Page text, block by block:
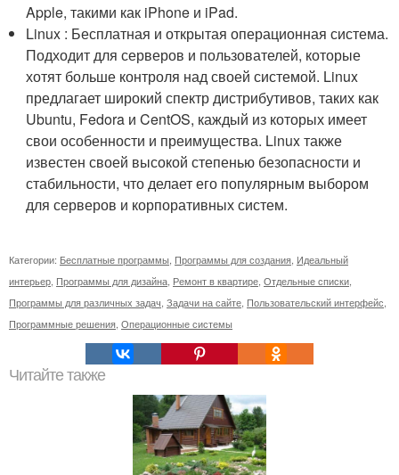
Apple, такими как iPhone и iPad.
Linux : Бесплатная и открытая операционная система.
Подходит для серверов и пользователей, которые
хотят больше контроля над своей системой. Linux
предлагает широкий спектр дистрибутивов, таких как
Ubuntu, Fedora и CentOS, каждый из которых имеет
свои особенности и преимущества. Linux также
известен своей высокой степенью безопасности и
стабильности, что делает его популярным выбором
для серверов и корпоративных систем.
Категории: Бесплатные программы Программы для создания Идеальный
интерьер Программы для дизайна Ремонт в квартире Отдельные списки
Программы для различных задач Задачи на сайте Пользовательский интерфейс
Программные решения Операционные системы
Читайте также